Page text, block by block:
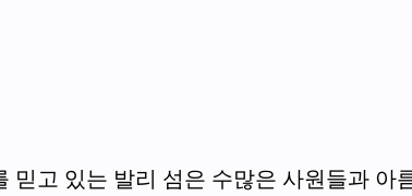
믿고 있는 발리 섬은 수많은 사원들과 아